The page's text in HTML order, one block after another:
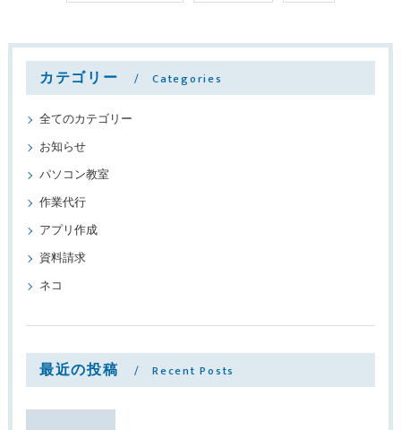
カテゴリー Categories
全てのカテゴリー
お知らせ
パソコン教室
作業代行
アプリ作成
資料請求
ネコ
最近の投稿 Recent Posts